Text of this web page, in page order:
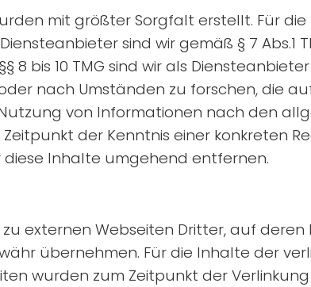
mit größter Sorgfalt erstellt. Für
sind wir gemäß § 7
8 bis 10 TMG sind wir als
nach Umständen zu forschen, die
von Informationen nach den
der Kenntnis einer konkreten
Inhalte umgehend entfernen.
externen Webseiten Dritter, auf
übernehmen. Für die Inhalte der
wurden zum Zeitpunkt der